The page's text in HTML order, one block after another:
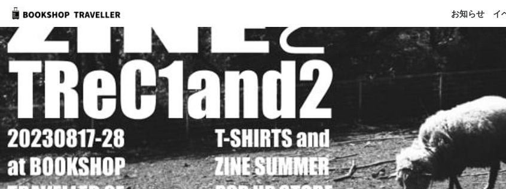
お知らせ イ